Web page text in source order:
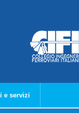
e servizi